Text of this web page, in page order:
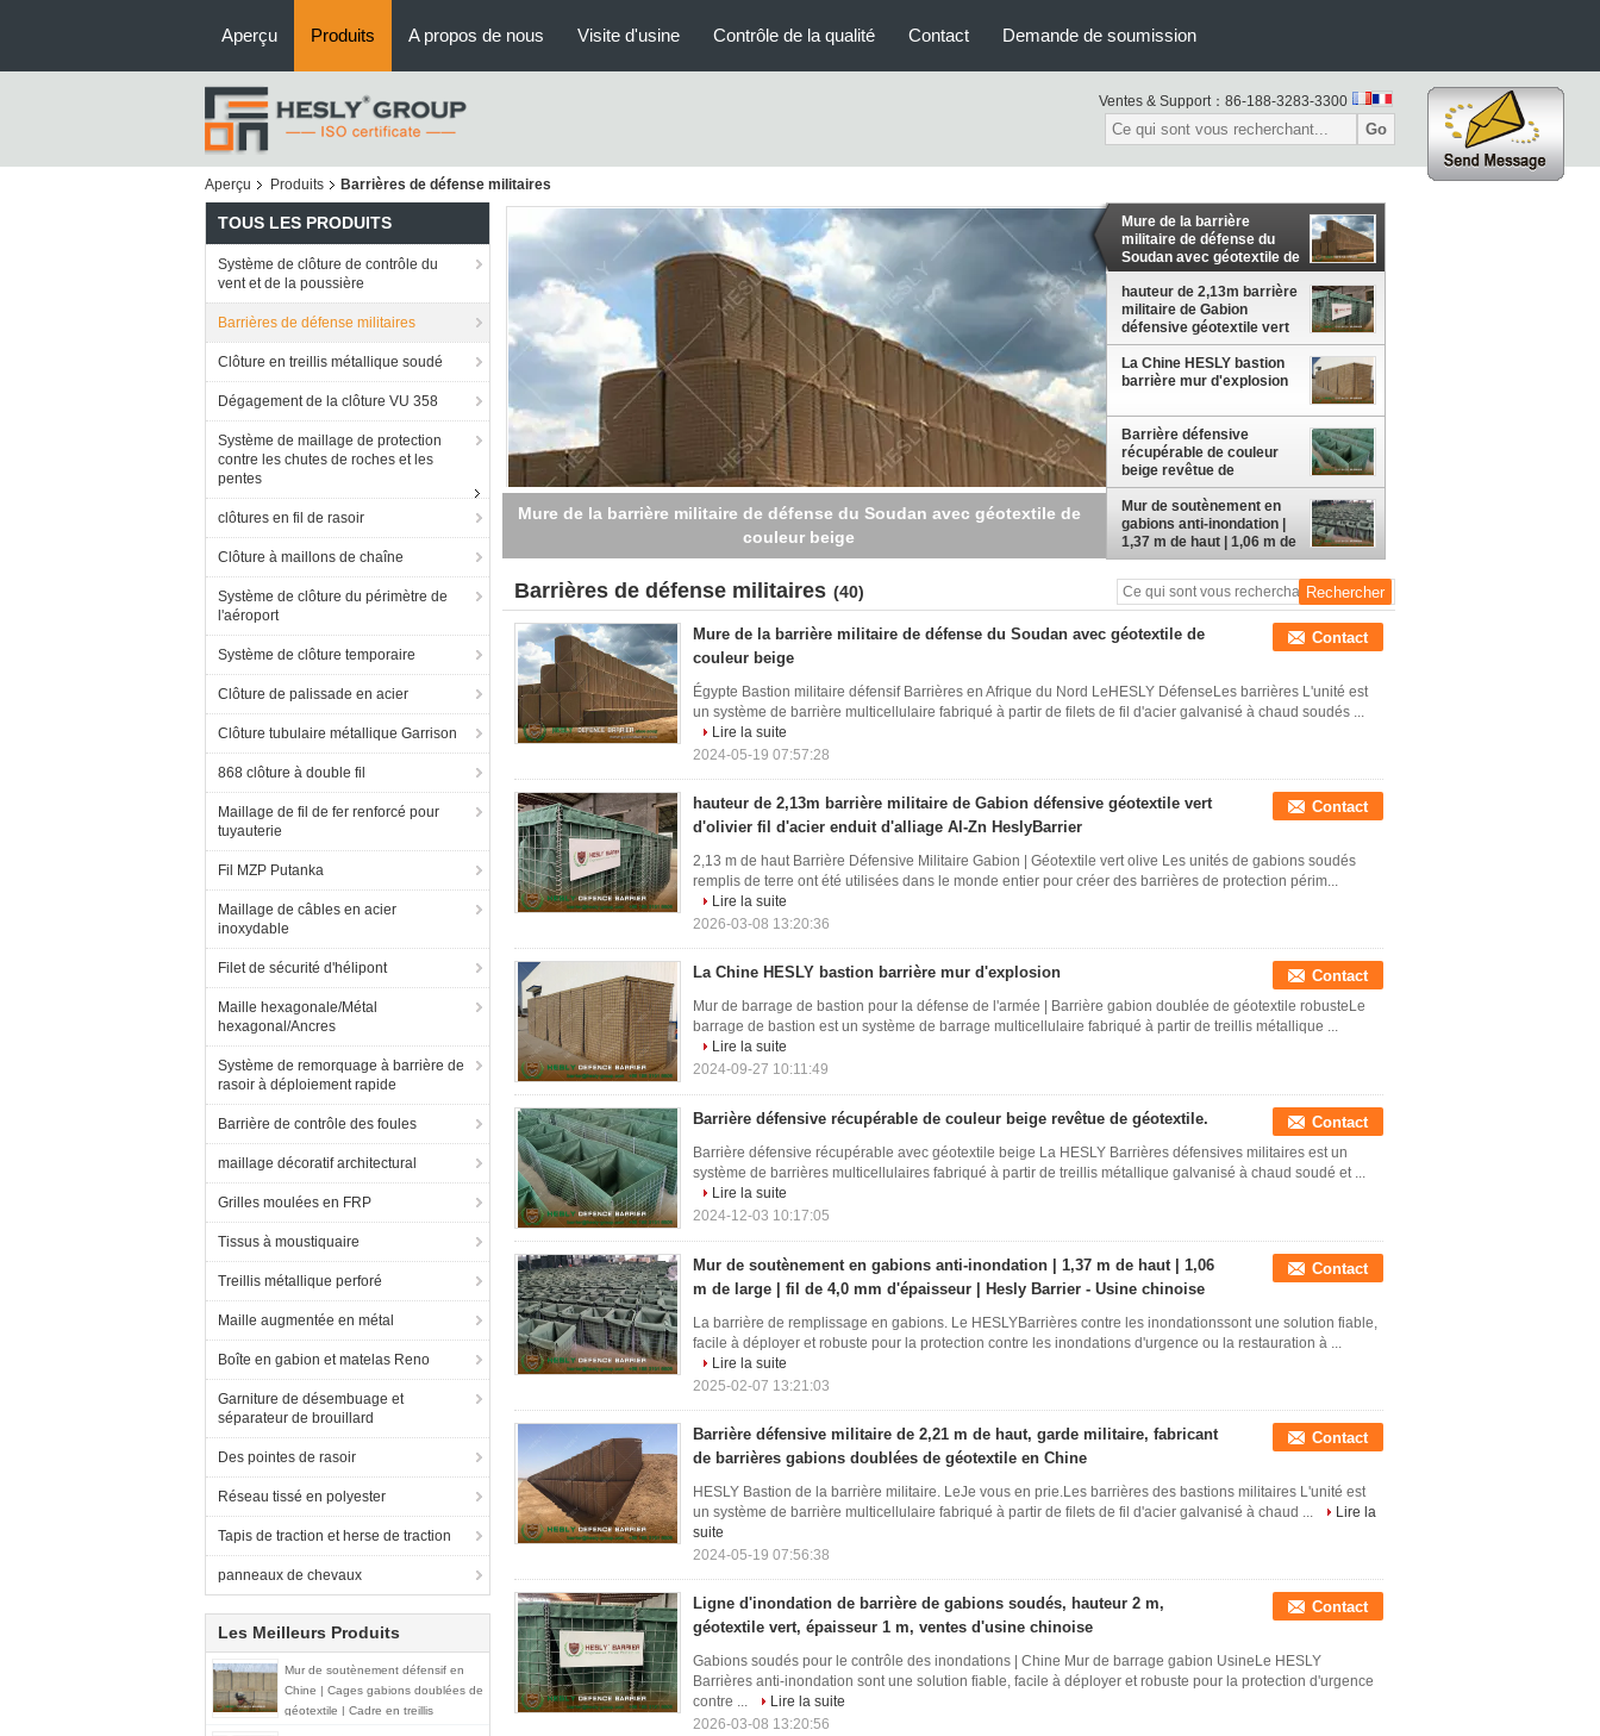
Aperçu Produits A propos de nous Visite d'usine Contrôle de la qualité Contact Demande de soumission
Ventes & Support： 86-188-3283-3300
Go
Aperçu Produits Barrières de défense militaires
TOUS LES PRODUITS
Système de clôture de contrôle du
vent et de la poussière
Barrières de défense militaires
Clôture en treillis métallique soudé
Dégagement de la clôture VU 358
Système de maillage de protection
contre les chutes de roches et les
pentes
clôtures en fil de rasoir
Clôture à maillons de chaîne
Système de clôture du périmètre de
l'aéroport
Système de clôture temporaire
Clôture de palissade en acier
Clôture tubulaire métallique Garrison
868 clôture à double fil
Maillage de fil de fer renforcé pour
tuyauterie
Fil MZP Putanka
Maillage de câbles en acier
inoxydable
Filet de sécurité d'hélipont
Maille hexagonale/Métal
hexagonal/Ancres
Système de remorquage à barrière de
rasoir à déploiement rapide
Barrière de contrôle des foules
maillage décoratif architectural
Grilles moulées en FRP
Tissus à moustiquaire
Treillis métallique perforé
Maille augmentée en métal
Boîte en gabion et matelas Reno
Garniture de désembuage et
séparateur de brouillard
Des pointes de rasoir
Réseau tissé en polyester
Tapis de traction et herse de traction
panneaux de chevaux
Les Meilleurs Produits
Mur de soutènement défensif en
Chine | Cages gabions doublées de
géotextile | Cadre en treillis
hauteur de 2,13m barrière militaire de Gabion défensive géotextile vert
d'olivier fil d'acier enduit d'alliage Al-Zn HeslyBarrier
Mure de la barrière
militaire de défense du
Soudan avec géotextile de
couleur beige
hauteur de 2,13m barrière
militaire de Gabion
défensive géotextile vert
d'olivier fil d'acier enduit
d'alliage Al-Zn
HeslyBarrier
La Chine HESLY bastion
barrière mur d'explosion
Barrière défensive
récupérable de couleur
beige revêtue de
géotextile.
Mur de soutènement en
gabions anti-inondation |
1,37 m de haut | 1,06 m de
large | fil de 4,0 mm
d'épaisseur | Hesly
Barrier - Usine chinoise
Barrières de défense militaires (40)
Mure de la barrière militaire de défense du Soudan avec géotextile de
couleur beige
Contact
Égypte Bastion militaire défensif Barrières en Afrique du Nord LeHESLY DéfenseLes barrières L'unité est
un système de barrière multicellulaire fabriqué à partir de filets de fil d'acier galvanisé à chaud soudés ...
Lire la suite
2024-05-19 07:57:28
hauteur de 2,13m barrière militaire de Gabion défensive géotextile vert
d'olivier fil d'acier enduit d'alliage Al-Zn HeslyBarrier
Contact
2,13 m de haut Barrière Défensive Militaire Gabion | Géotextile vert olive Les unités de gabions soudés
remplis de terre ont été utilisées dans le monde entier pour créer des barrières de protection périm...
Lire la suite
2026-03-08 13:20:36
La Chine HESLY bastion barrière mur d'explosion Contact
Mur de barrage de bastion pour la défense de l'armée | Barrière gabion doublée de géotextile robusteLe
barrage de bastion est un système de barrage multicellulaire fabriqué à partir de treillis métallique ...
Lire la suite
2024-09-27 10:11:49
Barrière défensive récupérable de couleur beige revêtue de géotextile. Contact
Barrière défensive récupérable avec géotextile beige La HESLY Barrières défensives militaires est un
système de barrières multicellulaires fabriqué à partir de treillis métallique galvanisé à chaud soudé et ...
Lire la suite
2024-12-03 10:17:05
Mur de soutènement en gabions anti-inondation | 1,37 m de haut | 1,06
m de large | fil de 4,0 mm d'épaisseur | Hesly Barrier - Usine chinoise
Contact
La barrière de remplissage en gabions. Le HESLYBarrières contre les inondationssont une solution fiable,
facile à déployer et robuste pour la protection contre les inondations d'urgence ou la restauration à ...
Lire la suite
2025-02-07 13:21:03
Barrière défensive militaire de 2,21 m de haut, garde militaire, fabricant
de barrières gabions doublées de géotextile en Chine
Contact
HESLY Bastion de la barrière militaire. LeJe vous en prie.Les barrières des bastions militaires L'unité est
un système de barrière multicellulaire fabriqué à partir de filets de fil d'acier galvanisé à chaud ...
Lire la
suite
2024-05-19 07:56:38
Ligne d'inondation de barrière de gabions soudés, hauteur 2 m,
géotextile vert, épaisseur 1 m, ventes d'usine chinoise
Contact
Gabions soudés pour le contrôle des inondations | Chine Mur de barrage gabion UsineLe HESLY
Barrières anti-inondation sont une solution fiable, facile à déployer et robuste pour la protection d'urgence
contre ...
Lire la suite
2026-03-08 13:20:56